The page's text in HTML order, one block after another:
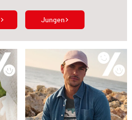
Jungen